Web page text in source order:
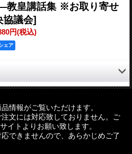
教皇講話集 ※お取り寄せ
協議会]
円(税込)
ェア
われた、「十戒」「主の祈り」をテ
十戒は神との対話、隷属からの解放
キリスト者の祈りは「アッバ」の一
るのだと教える。愛である神と人間
ジス。
人称複数になります。「わたしたち
情報がご覧いただけます。
文には対応致しておりません。ご
イトよりお願い致します。
できませんので、あらかじめご了